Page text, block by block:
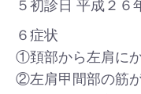
５初診日 平成２６
６症状
①頚部から左肩にか
②左肩甲間部の筋